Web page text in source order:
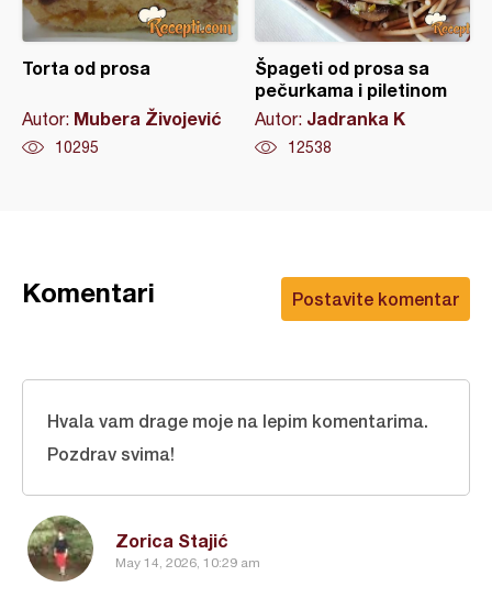
Torta od prosa
Autor: Mubera Živojević
10295
Špageti od prosa sa
pečurkama i piletinom
Autor: Jadranka K
12538
Postavite komentar
Komentari
Zorica Stajić
May 14, 2026, 10:29 am
Hvala vam drage moje na lepim komentarima.
Pozdrav svima!